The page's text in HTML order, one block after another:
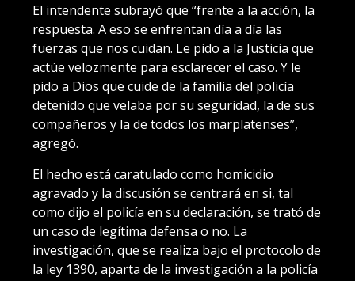
El intendente subrayó que “frente a la acción, la
respuesta. A eso se enfrentan día a día las
fuerzas que nos cuidan. Le pido a la Justicia que
actúe velozmente para esclarecer el caso. Y le
pido a Dios que cuide de la familia del policía
detenido que velaba por su seguridad, la de sus
compañeros y la de todos los marplatenses”,
agregó.
El hecho está caratulado como homicidio
agravado y la discusión se centrará en si, tal
como dijo el policía en su declaración, se trató de
un caso de legítima defensa o no. La
investigación, que se realiza bajo el protocolo de
la ley 1390, aparta de la investigación a la policía